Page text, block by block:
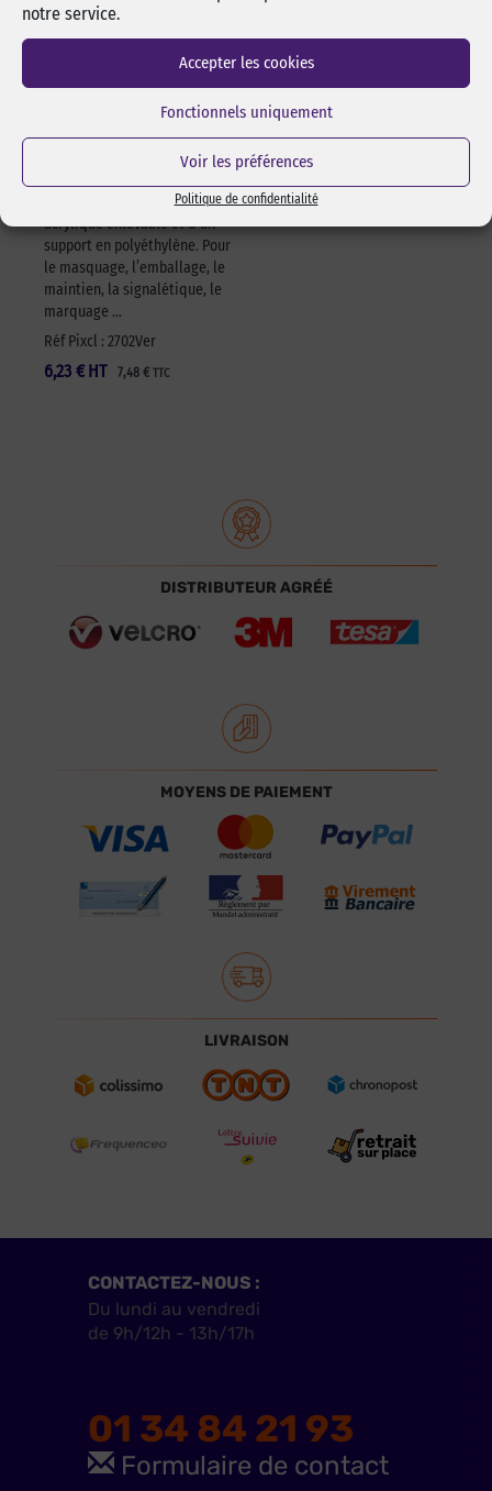
notre service.
Accepter les cookies
Fonctionnels uniquement
Voir les préférences
Politique de confidentialité
vert 622 – 50mm x
25m – à l’unité
Adhésif vert simple face
polyvalent, très puissant, se
découpe facilement à la main,
s’enlève sans trace,
repositionnable. Utilisable en
Composé d’un adhésif
acrylique enlevable et d’un
support en polyéthylène. Pour
le masquage, l’emballage, le
maintien, la signalétique, le
marquage …
Réf Pixcl : 2702Ver
6,23 € 7,48 € TTC
HT
DISTRIBUTEUR AGRÉÉ
MOYENS DE PAIEMENT
LIVRAISON
CONTACTEZ-NOUS :
Du lundi au vendredi
de 9h/12h - 13h/17h
01 34 84 21 93
Formulaire de contact